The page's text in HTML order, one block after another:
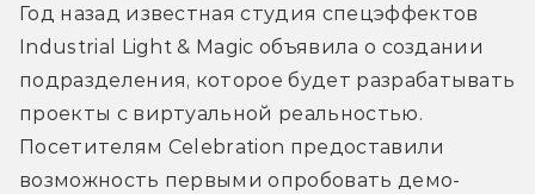
Год назад известная студия спецэффектов
Industrial Light & Magic объявила о создании
подразделения, которое будет разрабатывать
проекты с виртуальной реальностью.
Посетителям Celebration предоставили
возможность первыми опробовать демо-